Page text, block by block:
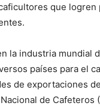
que
la industria mundial
países para el
de exportaciones
de Cafeteros